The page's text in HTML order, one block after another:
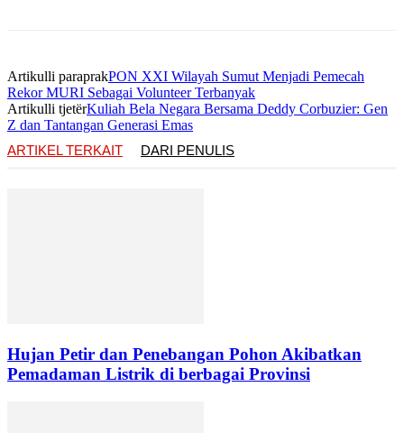
Artikulli paraprakPON XXI Wilayah Sumut Menjadi Pemecah
Rekor MURI Sebagai Volunteer Terbanyak
Artikulli tjetërKuliah Bela Negara Bersama Deddy Corbuzier: Gen
Z dan Tantangan Generasi Emas
ARTIKEL TERKAIT
DARI PENULIS
Hujan Petir dan Penebangan Pohon Akibatkan
Pemadaman Listrik di berbagai Provinsi